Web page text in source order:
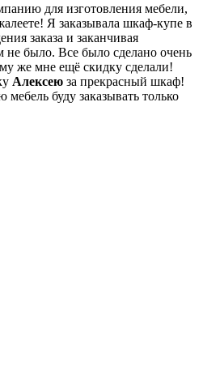
для изготовления мебели,
Я заказывала шкаф-купе в
заказа и заканчивая
было. Все было сделано очень
же мне ещё скидку сделали!
Алексею за прекрасный шкаф!
буду заказывать только